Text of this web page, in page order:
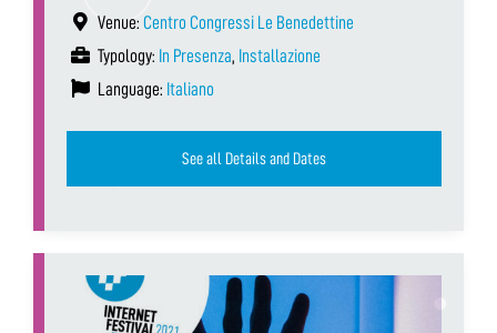
Venue: Centro Congressi Le Benedettine
Typology: In Presenza, Installazione
Language: Italiano
See all Details and Dates